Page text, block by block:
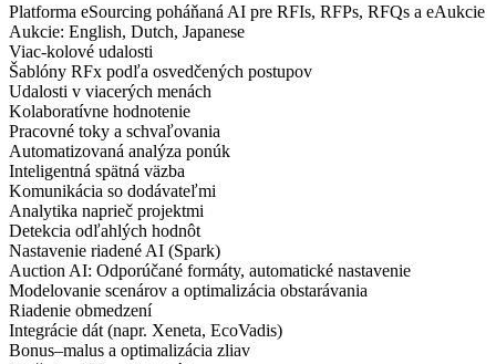
Platforma eSourcing poháňaná AI pre RFIs, RFPs, RFQs a eAukcie
Aukcie: English, Dutch, Japanese
Viac-kolové udalosti
Šablóny RFx podľa osvedčených postupov
Udalosti v viacerých menách
Kolaboratívne hodnotenie
Pracovné toky a schvaľovania
Automatizovaná analýza ponúk
Inteligentná spätná väzba
Komunikácia so dodávateľmi
Analytika naprieč projektmi
Detekcia odľahlých hodnôt
Nastavenie riadené AI (Spark)
Auction AI: Odporúčané formáty, automatické nastavenie
Modelovanie scenárov a optimalizácia obstarávania
Riadenie obmedzení
Integrácie dát (napr. Xeneta, EcoVadis)
Bonus–malus a optimalizácia zliav